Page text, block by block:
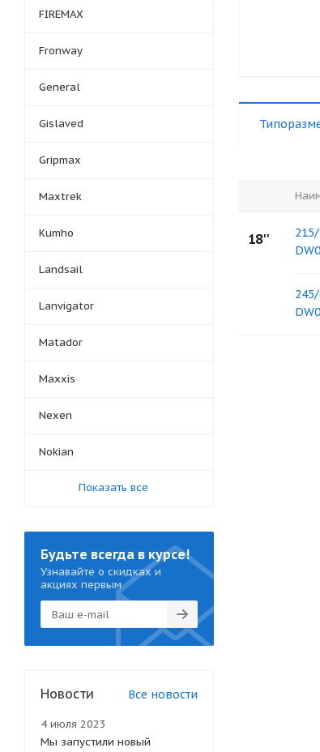
18''
FIREMAX
Fronway
General
Gislaved
Gripmax
Maxtrek
Kumho
Landsail
Lanvigator
Matador
Maxxis
Nexen
Nokian
Показать все
Будьте всегда в курсе!
Узнавайте о скидках и
акциях первым
Новости Все новости
4 июля 2023
Мы запустили новый